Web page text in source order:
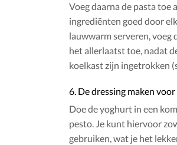
Voeg daarna de pasta toe
ingrediënten goed door
lauwwarm serveren, voeg
het allerlaatst toe, nadat
koelkast zijn ingetrokken
6. De dressing maken
Doe de yoghurt in een
pesto. Je kunt hiervoor
gebruiken, wat je het